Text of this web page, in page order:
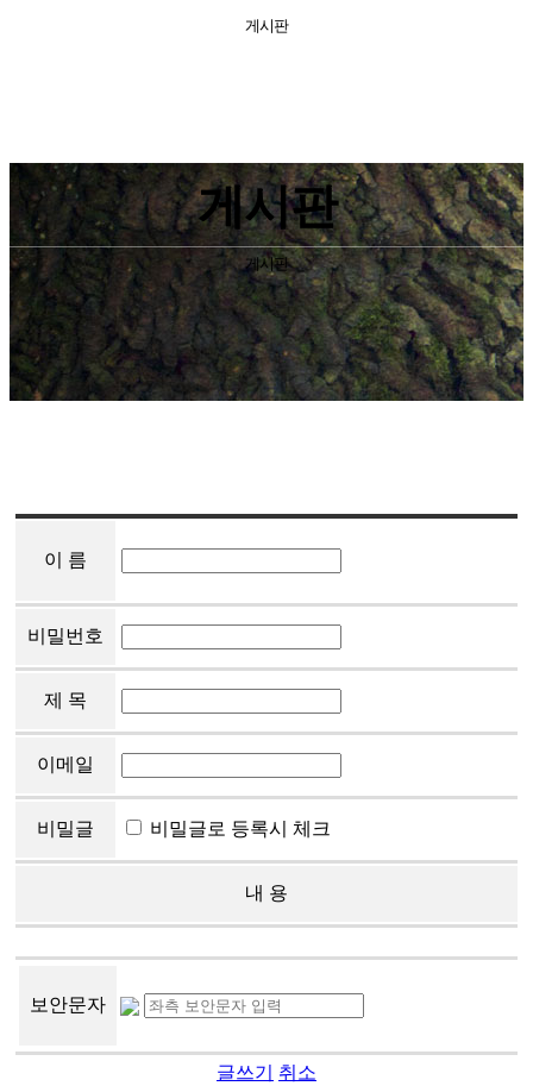
게시판
게시판
게시판
이 름
비밀번호
제 목
이메일
비밀글 비밀글로 등록시 체크
내 용
보안문자
글쓰기 취소